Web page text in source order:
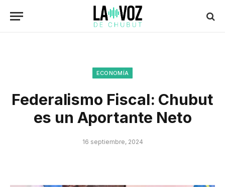
ECONOMÍA
Federalismo Fiscal: Chubut
es un Aportante Neto
16 septiembre, 2024